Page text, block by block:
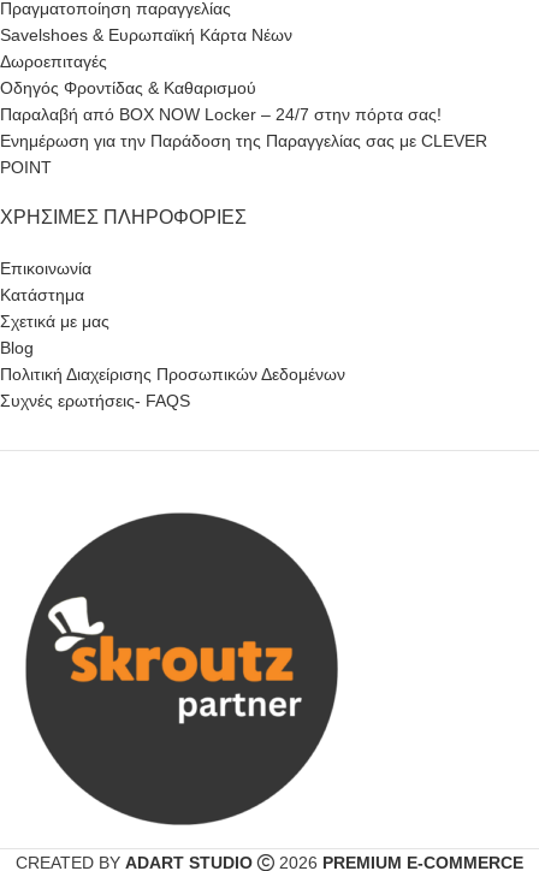
Πραγματοποίηση παραγγελίας
Savelshoes & Ευρωπαϊκή Κάρτα Νέων
Δωροεπιταγές
Οδηγός Φροντίδας & Καθαρισμού
Παραλαβή από BOX NOW Locker – 24/7 στην πόρτα σας!
Ενημέρωση για την Παράδοση της Παραγγελίας σας με CLEVER
POINT
ΧΡΉΣΙΜΕΣ ΠΛΗΡΟΦΟΡΊΕΣ
Επικοινωνία
Κατάστημα
Σχετικά με μας
Blog
Πολιτική Διαχείρισης Προσωπικών Δεδομένων
Συχνές ερωτήσεις- FAQS
CREATED BY ADART STUDIO 2026 PREMIUM E-COMMERCE